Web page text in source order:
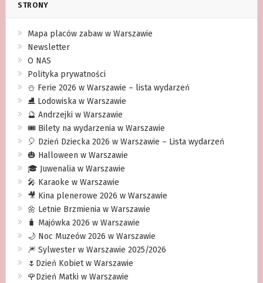
STRONY
Mapa placów zabaw w Warszawie
Newsletter
O NAS
Polityka prywatności
⛄️ Ferie 2026 w Warszawie – lista wydarzeń
⛸ Lodowiska w Warszawie
🔮 Andrzejki w Warszawie
🎟️ Bilety na wydarzenia w Warszawie
🎈 Dzień Dziecka 2026 w Warszawie – Lista wydarzeń
🎃 Halloween w Warszawie
🎓 Juwenalia w Warszawie
🎤 Karaoke w Warszawie
🎥 Kina plenerowe 2026 w Warszawie
🌼 Letnie Brzmienia w Warszawie
🧳 Majówka 2026 w Warszawie
🌙 Noc Muzeów 2026 w Warszawie
🎆 Sylwester w Warszawie 2025/2026
🌷Dzień Kobiet w Warszawie
🌹Dzień Matki w Warszawie